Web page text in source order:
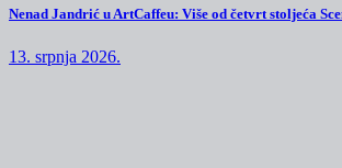
Nenad Jandrić u ArtCaffeu: Više od četvrt stoljeća
13. srpnja 2026.